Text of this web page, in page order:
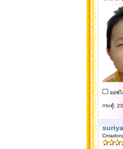
ออฟ
กระทู้: